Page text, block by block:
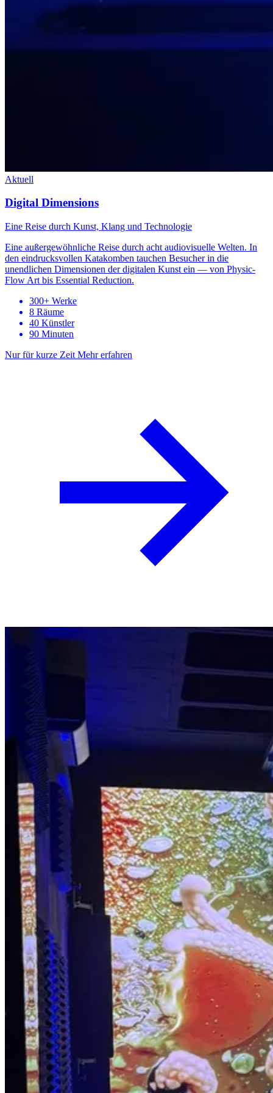
Aktuell
Digital Dimensions
Eine Reise durch Kunst, Klang und Technologie
Eine außergewöhnliche Reise durch acht audiovisuelle Welten. In
den eindrucksvollen Katakomben tauchen Besucher in die
unendlichen Dimensionen der digitalen Kunst ein — von Physic-
Flow Art bis Essential Reduction.
300+ Werke
8 Räume
40 Künstler
90 Minuten
Nur für kurze Zeit Mehr erfahren